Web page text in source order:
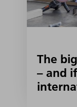
The
– and